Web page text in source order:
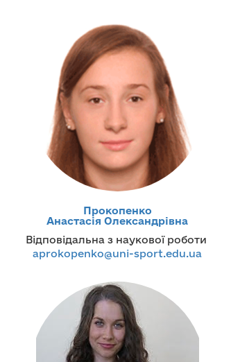
Прокопенко
Анастасія Олександрівна
Відповідальна з наукової роботи
aprokopenko@uni-sport.edu.ua